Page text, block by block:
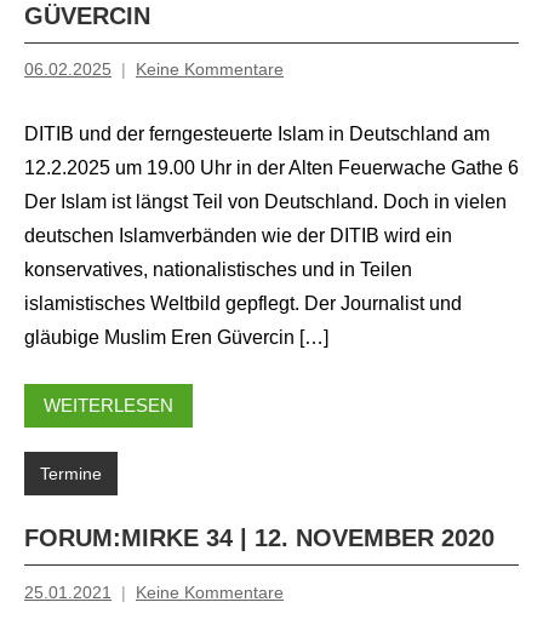
GÜVERCIN
06.02.2025
Inge
Keine Kommentare
DITIB und der ferngesteuerte Islam in Deutschland am
12.2.2025 um 19.00 Uhr in der Alten Feuerwache Gathe 6
Der Islam ist längst Teil von Deutschland. Doch in vielen
deutschen Islamverbänden wie der DITIB wird ein
konservatives, nationalistisches und in Teilen
islamistisches Weltbild gepflegt. Der Journalist und
gläubige Muslim Eren Güvercin […]
WEITERLESEN
Termine
FORUM:MIRKE 34 | 12. NOVEMBER 2020
25.01.2021
Inge
Keine Kommentare